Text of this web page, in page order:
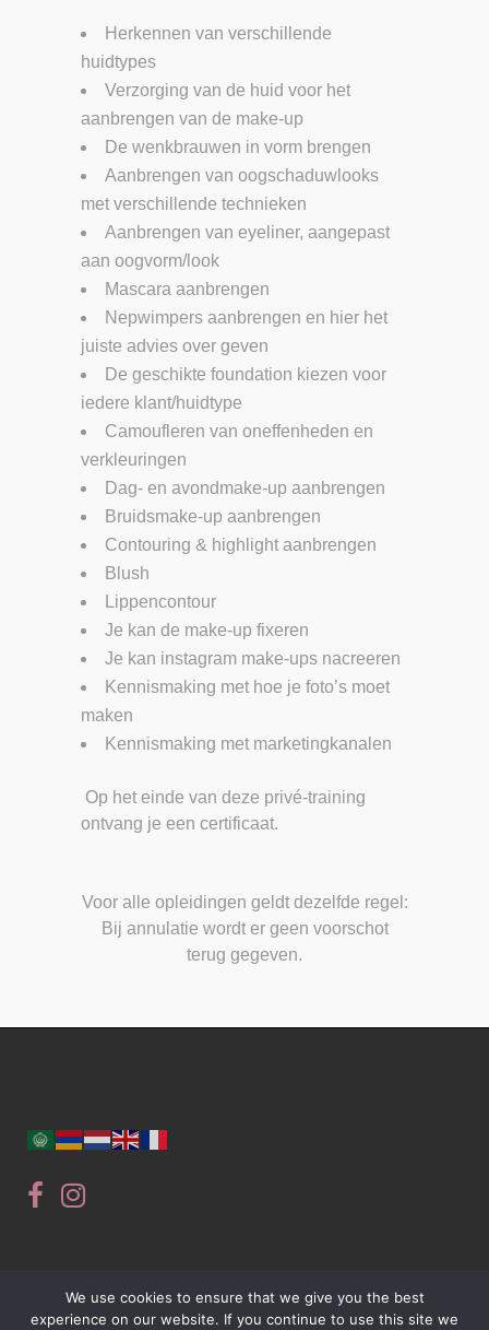
Herkennen van verschillende
huidtypes
Verzorging van de huid voor het
aanbrengen van de make-up
De wenkbrauwen in vorm brengen
Aanbrengen van oogschaduwlooks
met verschillende technieken
Aanbrengen van eyeliner, aangepast
aan oogvorm/look
Mascara aanbrengen
Nepwimpers aanbrengen en hier het
juiste advies over geven
De geschikte foundation kiezen voor
iedere klant/huidtype
Camoufleren van oneffenheden en
verkleuringen
Dag- en avondmake-up aanbrengen
Bruidsmake-up aanbrengen
Contouring & highlight aanbrengen
Blush
Lippencontour
Je kan de make-up fixeren
Je kan instagram make-ups nacreeren
Kennismaking met hoe je foto’s moet
maken
Kennismaking met marketingkanalen
Op het einde van deze privé-training
ontvang je een certificaat.
Voor alle opleidingen geldt dezelfde regel:
Bij annulatie wordt er geen voorschot
terug gegeven.
We use cookies to ensure that we give you the best
experience on our website. If you continue to use this site we